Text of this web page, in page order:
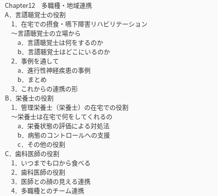
Chapter12 多職種・地域連携
A．言語聴覚士の役割
1．在宅での摂食・嚥下障害リハビリテーション
～言語聴覚士の立場から
a．言語聴覚士は何をするのか
b．言語聴覚士はどこにいるのか
2．事例を通して
a．進行性神経疾患の事例
b．まとめ
3．これからの連携の形
B．栄養士の役割
1．管理栄養士（栄養士）の在宅での役割
～栄養士は在宅で何をしてくれるの
a．栄養状態の評価による対処法
b．病態のコントロールへの支援
c．その他の役割
C．歯科医師の役割
1．いつまでも口から食べる
2．歯科医師の役割
3．医師との顔の見える連携
4．多職種とのチーム連携